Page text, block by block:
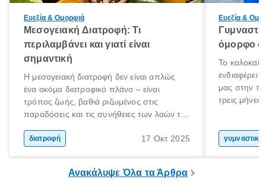
Ευεξία & Ομορφιά
Μεσογειακή Διατροφή: Τι
περιλαμβάνει και γιατί είναι
σημαντική
Η μεσογειακή διατροφή δεν είναι απλώς
ένα ακόμα διατροφικό πλάνο – είναι
τρόπος ζωής, βαθιά ριζωμένος στις
παραδόσεις και τις συνήθειες των λαών της
και ανεπεξέργαστα υλικά, αυτή η διατροφή
διατροφή 17 Οκτ 2025
Ευεξία &
όμορφο
Το
ενδιαφέρει
μας στην
τρεις μήνες
σου! Δεν
καλοκαίρι
γυμναστική
Ανακάλυψε Όλα τα Άρθρα